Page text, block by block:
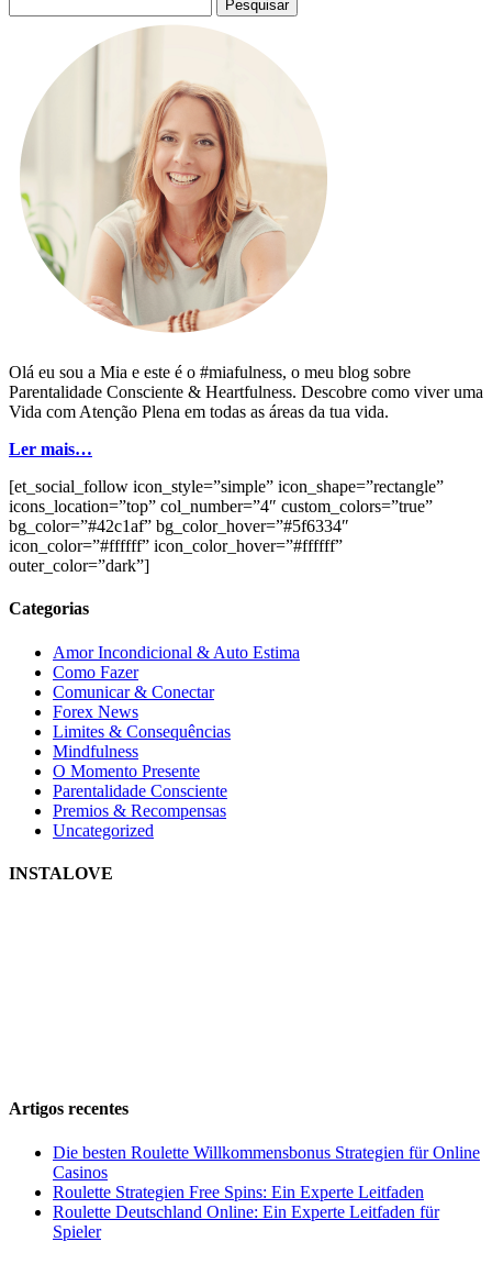
por:
Olá eu sou a Mia e este é o #miafulness, o meu blog sobre
Parentalidade Consciente & Heartfulness. Descobre como viver uma
Vida com Atenção Plena em todas as áreas da tua vida.
Ler mais…
[et_social_follow icon_style=”simple” icon_shape=”rectangle”
icons_location=”top” col_number=”4″ custom_colors=”true”
bg_color=”#42c1af” bg_color_hover=”#5f6334″
icon_color=”#ffffff” icon_color_hover=”#ffffff”
outer_color=”dark”]
Categorias
Amor Incondicional & Auto Estima
Como Fazer
Comunicar & Conectar
Forex News
Limites & Consequências
Mindfulness
O Momento Presente
Parentalidade Consciente
Premios & Recompensas
Uncategorized
INSTALOVE
Artigos recentes
Die besten Roulette Willkommensbonus Strategien für Online
Casinos
Roulette Strategien Free Spins: Ein Experte Leitfaden
Roulette Deutschland Online: Ein Experte Leitfaden für
Spieler